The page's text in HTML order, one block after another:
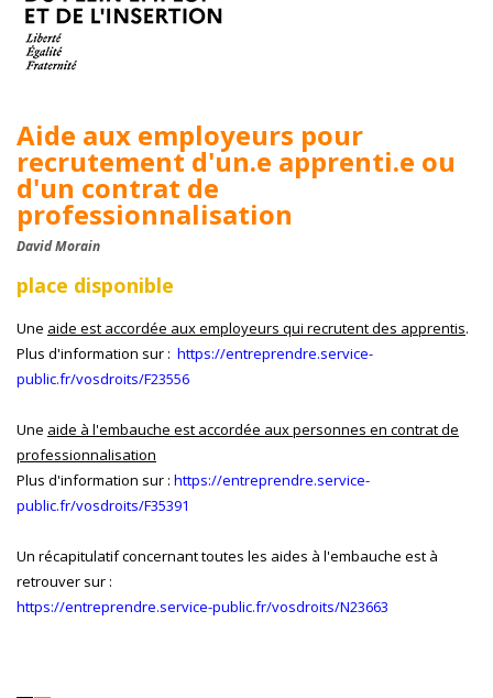
Aide aux employeurs pour
recrutement d'un.e apprenti.e ou
d'un contrat de
professionnalisation
David Morain
place disponible
Une aide est accordée aux employeurs qui recrutent des apprentis.
Plus d'information sur : https://entreprendre.service-
public.fr/vosdroits/F23556
Une aide à l'embauche est accordée aux personnes en contrat de
professionnalisation
Plus d'information sur : https://entreprendre.service-
public.fr/vosdroits/F35391
Un récapitulatif concernant toutes les aides à l'embauche est à
retrouver sur :
https://entreprendre.service-public.fr/vosdroits/N23663